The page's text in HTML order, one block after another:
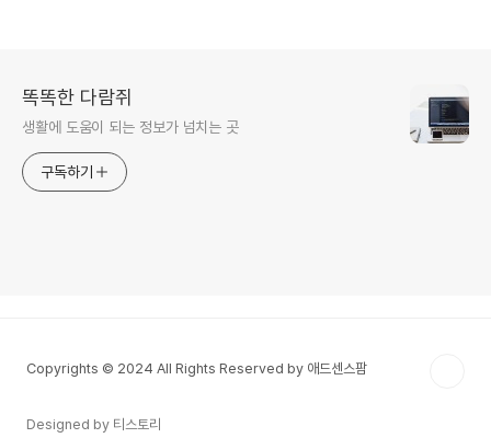
똑똑한 다람쥐
생활에 도움이 되는 정보가 넘치는 곳
구독하기
Copyrights © 2024 All Rights Reserved by 애드센스팜
Designed by 티스토리